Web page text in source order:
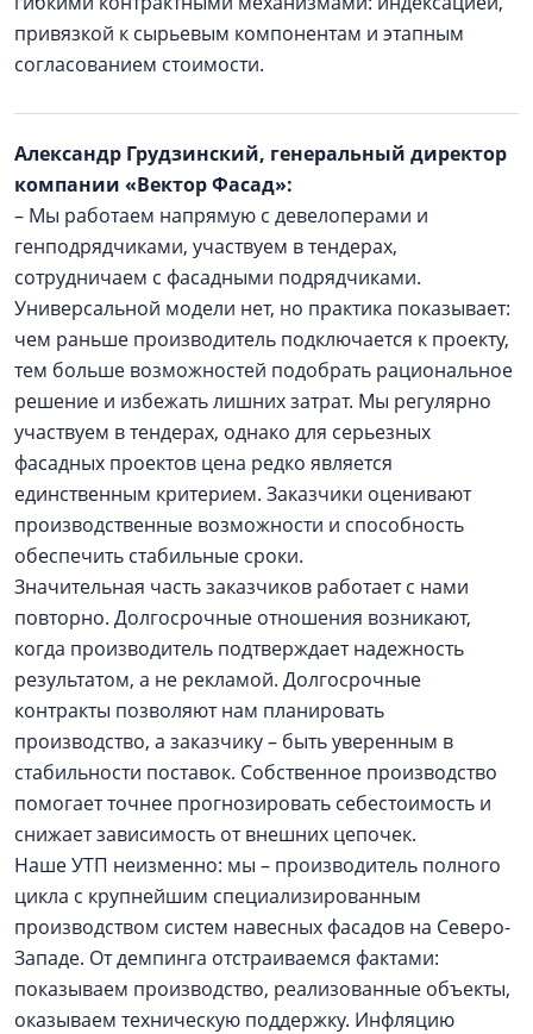
привязкой к сырьевым компонентам и этапным
согласованием стоимости.
Александр Грудзинский, генеральный директор
компании «Вектор Фасад»:
– Мы работаем напрямую с девелоперами и
генподрядчиками, участвуем в тендерах,
сотрудничаем с фасадными подрядчиками.
Универсальной модели нет, но практика показывает:
чем раньше производитель подключается к проекту,
тем больше возможностей подобрать рациональное
решение и избежать лишних затрат. Мы регулярно
участвуем в тендерах, однако для серьезных
фасадных проектов цена редко является
единственным критерием. Заказчики оценивают
производственные возможности и способность
обеспечить стабильные сроки.
Значительная часть заказчиков работает с нами
повторно. Долгосрочные отношения возникают,
когда производитель подтверждает надежность
результатом, а не рекламой. Долгосрочные
контракты позволяют нам планировать
производство, а заказчику – быть уверенным в
стабильности поставок. Собственное производство
помогает точнее прогнозировать себестоимость и
снижает зависимость от внешних цепочек.
Наше УТП неизменно: мы – производитель полного
цикла с крупнейшим специализированным
производством систем навесных фасадов на Северо-
Западе. От демпинга отстраиваемся фактами:
показываем производство, реализованные объекты,
оказываем техническую поддержку. Инфляцию